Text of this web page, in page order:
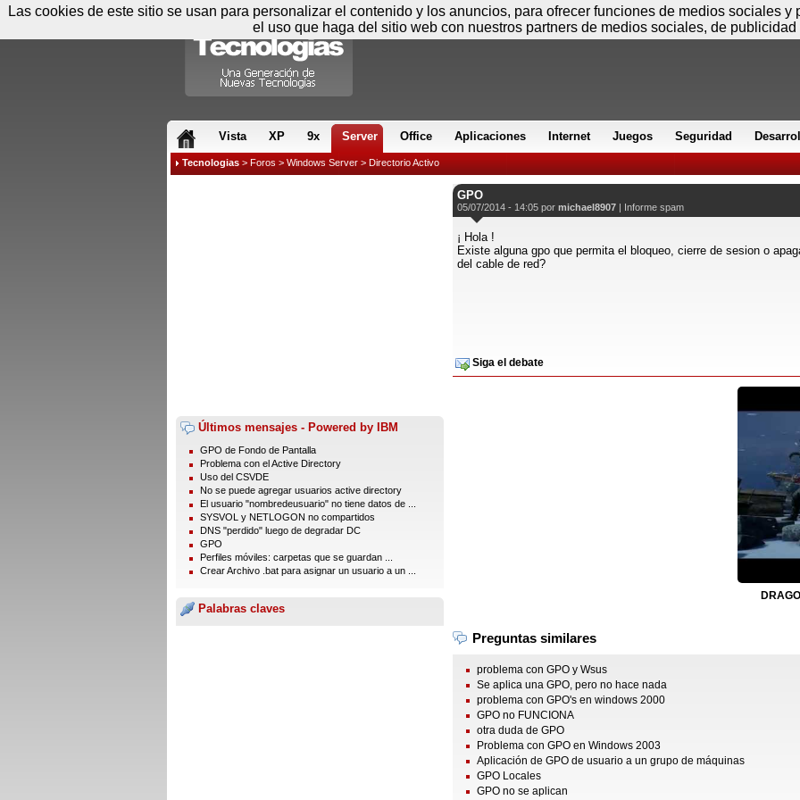
Vista XP 9x Server Office Aplicaciones Internet Juegos Seguridad
Tecnologias > Foros > Windows Server > Directorio Activo
Últimos mensajes - Powered by IBM
GPO de Fondo de Pantalla
Problema con el Active Directory
Uso del CSVDE
No se puede agregar usuarios active directory
El usuario "nombredeusuario" no tiene datos de ...
SYSVOL y NETLOGON no compartidos
DNS "perdido" luego de degradar DC
GPO
Perfiles móviles: carpetas que se guardan ...
Crear Archivo .bat para asignar un usuario a un ...
Palabras claves
GPO
05/07/2014 - 14:05 por michael8907 | Informe spam
¡ Hola !
Existe alguna gpo que permita el bloqueo, cierre de sesion o
del cable de red?
Siga el debate
Preguntas similares
problema con GPO y Wsus
Se aplica una GPO, pero no hace nada
problema con GPO's en windows 2000
GPO no FUNCIONA
otra duda de GPO
Problema con GPO en Windows 2003
Aplicación de GPO de usuario a un grupo de máquinas
GPO Locales
GPO no se aplican
Las cookies de este sitio se usan para personalizar el contenido y los anuncios, para ofrecer funciones de medios sociales
el uso que haga del sitio web con nuestros partners de medios sociales, de